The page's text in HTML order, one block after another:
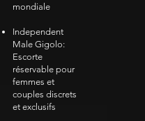
mondiale
Independent
Male Gigolo:
Escorte
réservable pour
femmes et
couples discrets
et exclusifs